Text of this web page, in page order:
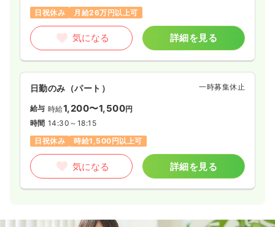
日祝休み
月給26万円以上可
気になる 詳細を見る
日勤のみ（パート） 一時募集休止
給与 時給1,200〜1,500円
時間 14:30～18:15
日祝休み
時給1,500円以上可
気になる 詳細を見る